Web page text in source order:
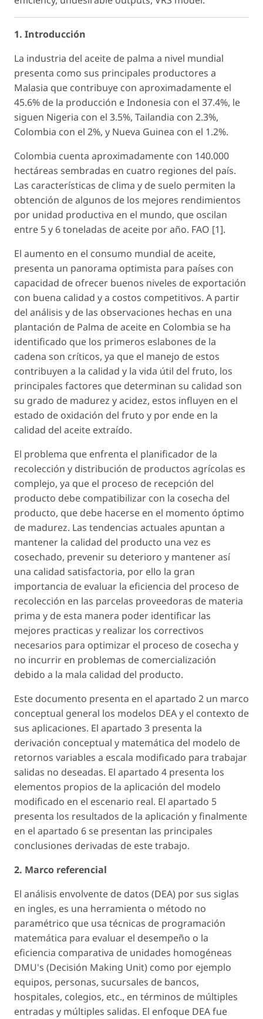
1. Introducción
La industria del aceite de palma a nivel mundial
presenta como sus principales productores a
Malasia que contribuye con aproximadamente el
45.6% de la producción e Indonesia con el 37.4%, le
siguen Nigeria con el 3.5%, Tailandia con 2.3%,
Colombia con el 2%, y Nueva Guinea con el 1.2%.
Colombia cuenta aproximadamente con 140.000
hectáreas sembradas en cuatro regiones del país.
Las características de clima y de suelo permiten la
obtención de algunos de los mejores rendimientos
por unidad productiva en el mundo, que oscilan
entre 5 y 6 toneladas de aceite por año. FAO [1].
El aumento en el consumo mundial de aceite,
presenta un panorama optimista para países con
capacidad de ofrecer buenos niveles de exportación
con buena calidad y a costos competitivos. A partir
del análisis y de las observaciones hechas en una
plantación de Palma de aceite en Colombia se ha
identificado que los primeros eslabones de la
cadena son críticos, ya que el manejo de estos
contribuyen a la calidad y la vida útil del fruto, los
principales factores que determinan su calidad son
su grado de madurez y acidez, estos influyen en el
estado de oxidación del fruto y por ende en la
calidad del aceite extraído.
El problema que enfrenta el planificador de la
recolección y distribución de productos agrícolas es
complejo, ya que el proceso de recepción del
producto debe compatibilizar con la cosecha del
producto, que debe hacerse en el momento óptimo
de madurez. Las tendencias actuales apuntan a
mantener la calidad del producto una vez es
cosechado, prevenir su deterioro y mantener así
una calidad satisfactoria, por ello la gran
importancia de evaluar la eficiencia del proceso de
recolección en las parcelas proveedoras de materia
prima y de esta manera poder identificar las
mejores practicas y realizar los correctivos
necesarios para optimizar el proceso de cosecha y
no incurrir en problemas de comercialización
debido a la mala calidad del producto.
Este documento presenta en el apartado 2 un marco
conceptual general los modelos DEA y el contexto de
sus aplicaciones. El apartado 3 presenta la
derivación conceptual y matemática del modelo de
retornos variables a escala modificado para trabajar
salidas no deseadas. El apartado 4 presenta los
elementos propios de la aplicación del modelo
modificado en el escenario real. El apartado 5
presenta los resultados de la aplicación y finalmente
en el apartado 6 se presentan las principales
conclusiones derivadas de este trabajo.
2. Marco referencial
El análisis envolvente de datos (DEA) por sus siglas
en ingles, es una herramienta o método no
paramétrico que usa técnicas de programación
matemática para evaluar el desempeño o la
eficiencia comparativa de unidades homogéneas
DMU's (Decisión Making Unit) como por ejemplo
equipos, personas, sucursales de bancos,
hospitales, colegios, etc., en términos de múltiples
entradas y múltiples salidas. El enfoque DEA fue